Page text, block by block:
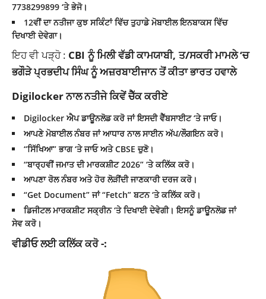
7738299899 ‘ਤੇ ਭੇਜੋ।
12ਵੀਂ ਦਾ ਨਤੀਜਾ ਕੁਝ ਸਕਿੰਟਾਂ ਵਿੱਚ ਤੁਹਾਡੇ ਮੋਬਾਈਲ ਇਨਬਾਕਸ ਵਿੱਚ
ਦਿਖਾਈ ਦੇਵੇਗਾ।
ਇਹ ਵੀ ਪੜ੍ਹੋ : CBI ਨੂੰ ਮਿਲੀ ਵੱਡੀ ਕਾਮਯਾਬੀ, ਤ/ਸਕਰੀ ਮਾਮਲੇ ‘ਚ
ਭਗੌੜੇ ਪ੍ਰਭਦੀਪ ਸਿੰਘ ਨੂੰ ਅਜ਼ਰਬਾਈਜਾਨ ਤੋਂ ਕੀਤਾ ਭਾਰਤ ਹਵਾਲੇ
Digilocker ਨਾਲ ਨਤੀਜੇ ਕਿਵੇਂ ਚੈੱਕ ਕਰੀਏ
Digilocker ਐਪ ਡਾਊਨਲੋਡ ਕਰੋ ਜਾਂ ਇਸਦੀ ਵੈੱਬਸਾਈਟ ‘ਤੇ ਜਾਓ।
ਆਪਣੇ ਮੋਬਾਈਲ ਨੰਬਰ ਜਾਂ ਆਧਾਰ ਨਾਲ ਸਾਈਨ ਅੱਪ/ਲੌਗਇਨ ਕਰੋ।
“ਸਿੱਖਿਆ” ਭਾਗ ‘ਤੇ ਜਾਓ ਅਤੇ CBSE ਚੁਣੋ।
“ਬਾਰ੍ਹਵੀਂ ਜਮਾਤ ਦੀ ਮਾਰਕਸ਼ੀਟ 2026” ‘ਤੇ ਕਲਿੱਕ ਕਰੋ।
ਆਪਣਾ ਰੋਲ ਨੰਬਰ ਅਤੇ ਹੋਰ ਲੋੜੀਂਦੀ ਜਾਣਕਾਰੀ ਦਰਜ ਕਰੋ।
“Get Document” ਜਾਂ “Fetch” ਬਟਨ ‘ਤੇ ਕਲਿੱਕ ਕਰੋ।
ਡਿਜੀਟਲ ਮਾਰਕਸ਼ੀਟ ਸਕ੍ਰੀਨ ‘ਤੇ ਦਿਖਾਈ ਦੇਵੇਗੀ। ਇਸਨੂੰ ਡਾਊਨਲੋਡ ਜਾਂ
ਸੇਵ ਕਰੋ।
ਵੀਡੀਓ ਲਈ ਕਲਿੱਕ ਕਰੋ -: